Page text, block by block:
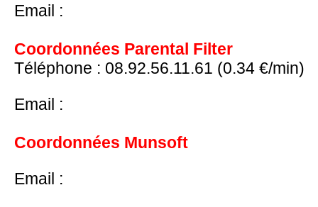
Email :
Coordonnées Parental Filter
Téléphone : 08.92.56.11.61 (0.34 €/min)
Email :
Coordonnées Munsoft
Email :